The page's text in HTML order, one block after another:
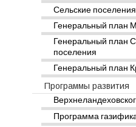
Сельские поселения
Генеральный план
Генеральный план
поселения
Генеральный план
Программы развития
Программа